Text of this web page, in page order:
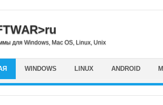
для Windows, Mac OS, Linux, Unix
WINDOWS LINUX ANDROID